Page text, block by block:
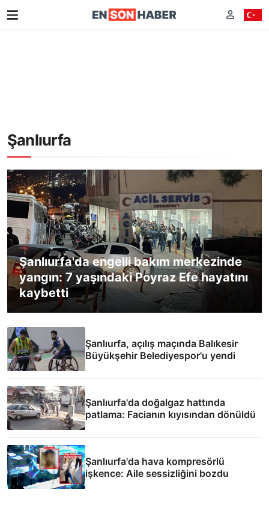
Şanlıurfa
Şanlıurfa'da engelli bakım merkezinde
yangın: 7 yaşındaki Poyraz Efe hayatını
kaybetti
Şanlıurfa, açılış maçında Balıkesir
Büyükşehir Belediyespor'u yendi
Şanlıurfa'da doğalgaz hattında
patlama: Facianın kıyısından dönüldü
Şanlıurfa'da hava kompresörlü
işkence: Aile sessizliğini bozdu